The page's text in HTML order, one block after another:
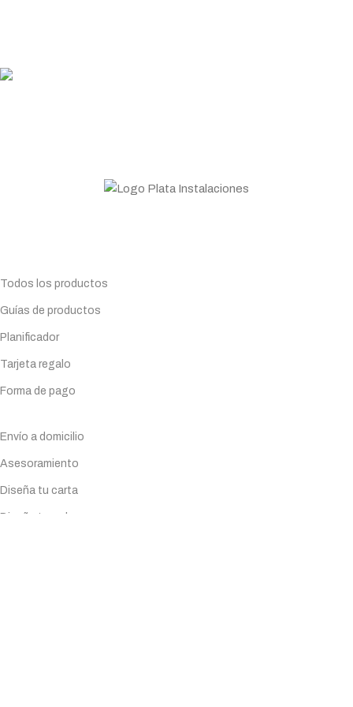
Todos los productos
Guías de productos
Planificador
Tarjeta regalo
Forma de pago
Envío a domicilio
Asesoramiento
Diseña tu carta
Diseña tu web